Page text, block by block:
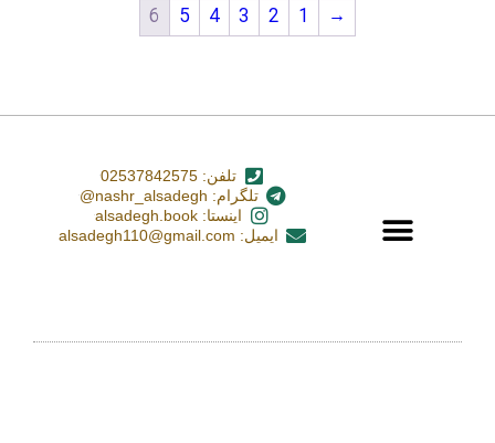
→
1
2
3
4
5
6
تلفن: 02537842575
تلگرام: nashr_alsadegh@
اینستا: alsadegh.book
ایمیل: alsadegh110@gmail.com